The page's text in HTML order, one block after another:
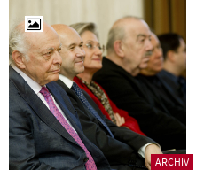
ARCHIV